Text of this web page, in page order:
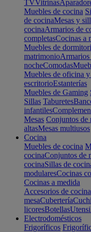
TVVitrinas
Muebles de cocina
de cocinaMesas y
cocinaArmarios de
completasCocinas a
Muebles de
matrimonio
nocheComodas
Muebles de oficina
escritorioEstanterías
Muebles de Gaming
Sillas Taburetes
infantiles
Mesas Conjuntos de
altasMesas multiusos
Cocina
Muebles de cocina
cocinaConjuntos de
cocinaSillas de
modularesCocinas
Cocinas a medida
Accesorios de cocina
mesaCubertería
licoresBotellas
Electrodomésticos
Frigoríficos